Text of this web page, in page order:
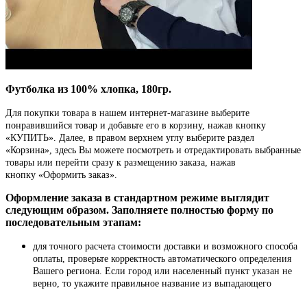
Футболка из 100% хлопка, 180гр.
Для покупки товара в нашем интернет-магазине выберите
понравившийся товар и добавьте его в корзину, нажав кнопку
«КУПИТЬ». Далее, в правом верхнем углу выберите раздел
«Корзина», здесь Вы можете посмотреть и отредактировать выбранные
товары или перейти сразу к размещению заказа, нажав
кнопку «Оформить заказ».
Оформление заказа в стандартном режиме выглядит
следующим образом. Заполняете полностью форму по
последовательным этапам:
для точного расчета стоимости доставки и возможного способа
оплаты, проверьте корректность автоматического определения
Вашего региона. Если город или населенный пункт указан не
верно, то укажите правильное название из выпадающего